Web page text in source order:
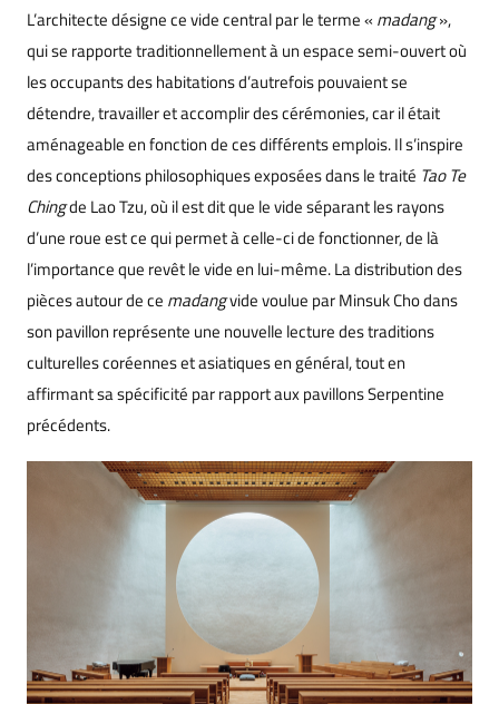
L’architecte désigne ce vide central par le terme « madang»,
qui se rapporte traditionnellement à un espace semi-ouvert où
les occupants des habitations d’autrefois pouvaient se
détendre, travailler et accomplir des cérémonies, car il était
aménageable en fonction de ces différents emplois. Il s’inspire
des conceptions philosophiques exposées dans le traité Tao Te
Chingde Lao Tzu, où il est dit que le vide séparant les rayons
d’une roue est ce qui permet à celle-ci de fonctionner, de là
l’importance que revêt le vide en lui-même. La distribution des
pièces autour de ce madangvide voulue par Minsuk Cho dans
son pavillon représente une nouvelle lecture des traditions
culturelles coréennes et asiatiques en général, tout en
affirmant sa spécificité par rapport aux pavillons Serpentine
précédents.